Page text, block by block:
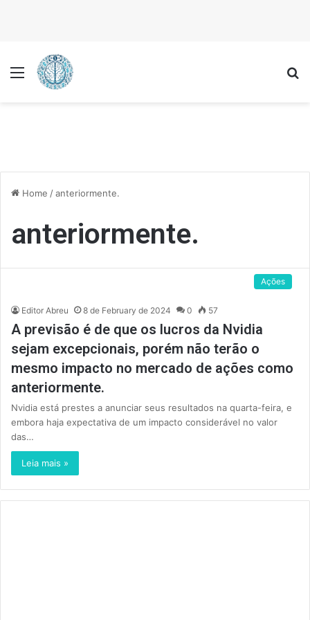
Menu
Home /anteriormente.
anteriormente.
Ações
Editor Abreu 8 de February de 2024 0 57
A previsão é de que os lucros da Nvidia
sejam excepcionais, porém não terão o
mesmo impacto no mercado de ações como
anteriormente.
Nvidia está prestes a anunciar seus resultados na quarta-feira, e
embora haja expectativa de um impacto considerável no valor
das…
Leia mais »